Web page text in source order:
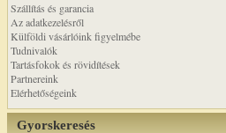
Szállítás és garancia
Az adatkezelésről
Külföldi vásárlóink figyelmébe
Tudnivalók
Tartásfokok és rövidítések
Partnereink
Elérhetőségeink
Gyorskeresés